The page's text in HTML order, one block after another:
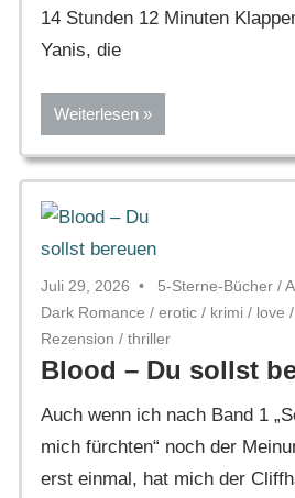
14 Stunden 12 Minuten
Yanis, die
Weiterlesen
Juli 29, 2026 5-Sterne-Bücher /
Dark Romance / erotic / krimi / love /
Rezension / thriller
Blood – Du sollst
Auch wenn ich nach Band 1
mich fürchten“ noch der
erst einmal, hat mich der